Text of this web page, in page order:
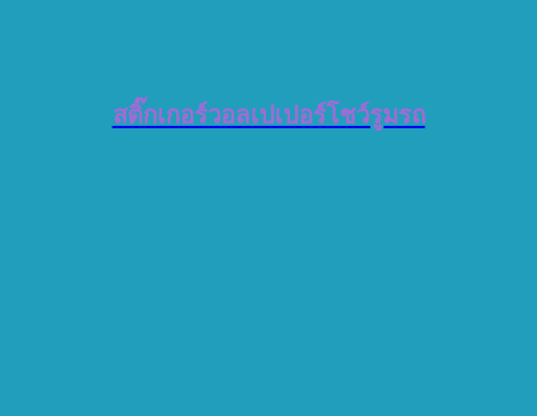
สติ๊กเกอร์วอลเปเปอร์โชว์รูมรถ